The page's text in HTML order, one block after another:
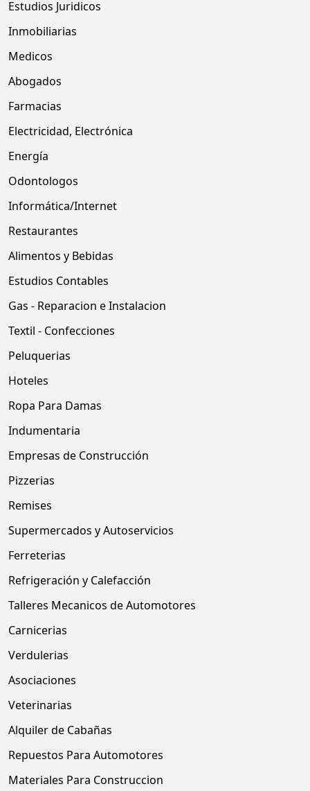
Estudios Juridicos
Inmobiliarias
Medicos
Abogados
Farmacias
Electricidad, Electrónica
Energía
Odontologos
Informática/Internet
Restaurantes
Alimentos y Bebidas
Estudios Contables
Gas - Reparacion e Instalacion
Textil - Confecciones
Peluquerias
Hoteles
Ropa Para Damas
Indumentaria
Empresas de Construcción
Pizzerias
Remises
Supermercados y Autoservicios
Ferreterias
Refrigeración y Calefacción
Talleres Mecanicos de Automotores
Carnicerias
Verdulerias
Asociaciones
Veterinarias
Alquiler de Cabañas
Repuestos Para Automotores
Materiales Para Construccion